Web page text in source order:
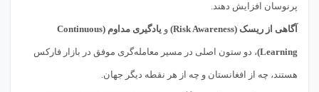
پرنوسان افزایش دهند.
آگاهی از ریسک (Risk Awareness) و یادگیری مداوم (Continuous
Learning) ، دو ستون اصلی در مسیر معامله‌گری موفق در بازار فارکس
هستند، چه از افغانستان و چه از هر نقطه دیگر جهان.